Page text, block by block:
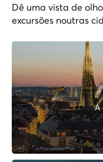
Dê uma vista de
excursões noutras
A